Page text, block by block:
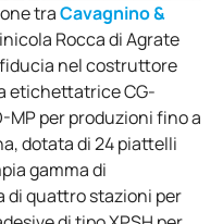
traCavagnino &
Rocca di Agrate
nel costruttore
etichettatrice CG-
MP per produzioni fino a
dotata di 24 piattelli
gamma di
quattro stazioni per